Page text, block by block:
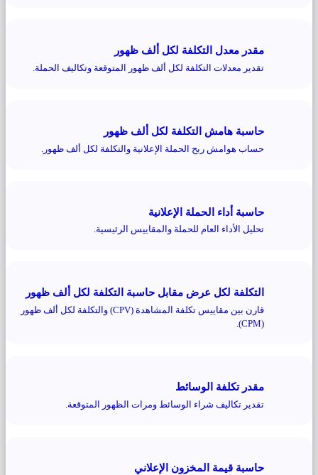
مقدر معدل التكلفة لكل ألف ظهور
تقدير معدلات التكلفة لكل ألف ظهور المتوقعة وتكاليف الحملة.
حاسبة هامش التكلفة لكل ألف ظهور
حساب هوامش ربح الحملة الإعلانية والتكلفة لكل ألف ظهور.
حاسبة أداء الحملة الإعلانية
تحليل الأداء العام للحملة والمقاييس الرئيسية.
التكلفة لكل عرض مقابل حاسبة التكلفة لكل ألف ظهور
قارن بين مقاييس تكلفة المشاهدة (CPV) والتكلفة لكل ألف ظهور
(CPM).
مقدر تكلفة الوسائط
تقدير تكاليف شراء الوسائط ومرات الظهور المتوقعة.
حاسبة قيمة المخزون الإعلاني